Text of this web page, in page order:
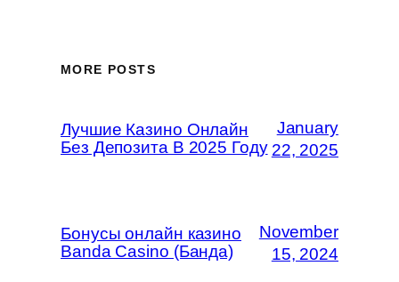
MORE POSTS
Лучшие Казино Онлайн
Без Депозита В 2025 Году
January
22, 2025
Бонусы онлайн казино
Banda Casino (Банда)
November
15, 2024